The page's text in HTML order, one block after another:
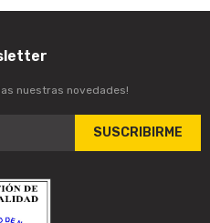
nuestras novedades!
SUSCRIBIRME